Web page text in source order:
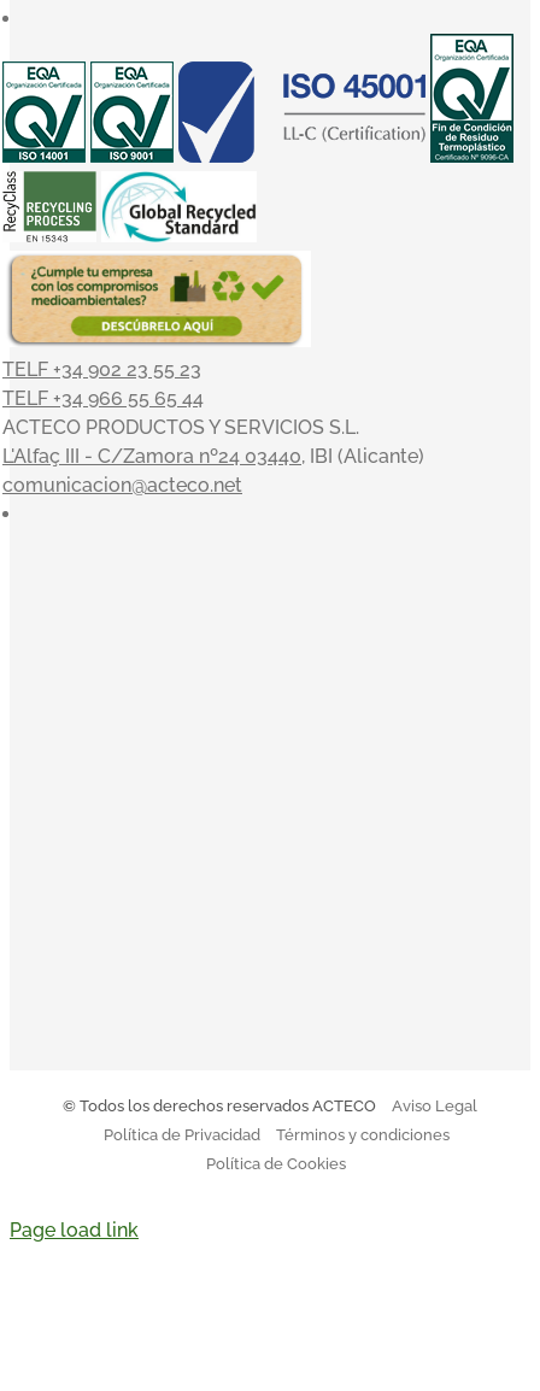
TELF +34 902 23 55 23
TELF +34 966 55 65 44
ACTECO PRODUCTOS Y SERVICIOS S.L.
L'Alfaç III - C/Zamora nº24 03440, IBI (Alicante)
comunicacion@acteco.net
© Todos los derechos reservados ACTECO
Aviso Legal
Política de Privacidad
Términos y condiciones
Política de Cookies
Page load link